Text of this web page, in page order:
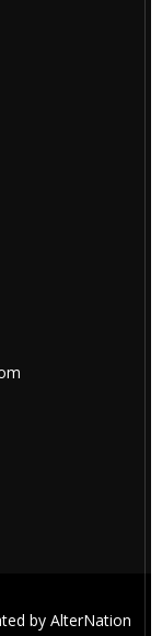
by AlterNation